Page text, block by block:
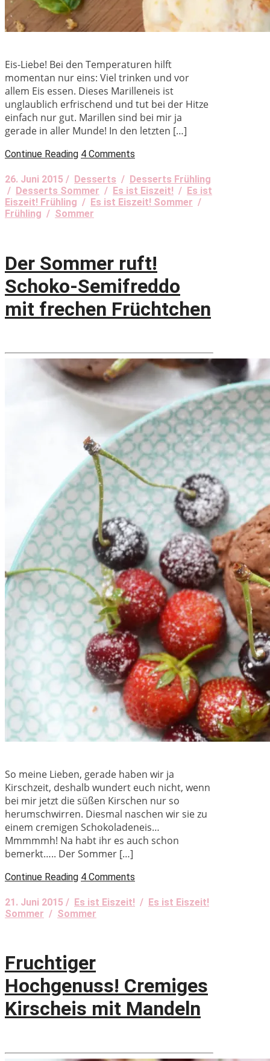
Eis-Liebe! Bei den Temperaturen hilft
momentan nur eins: Viel trinken und vor
allem Eis essen. Dieses Marilleneis ist
unglaublich erfrischend und tut bei der Hitze
einfach nur gut. Marillen sind bei mir ja
gerade in aller Munde! In den letzten […]
Continue Reading 4 Comments
26. Juni 2015 / Desserts / Desserts Frühling
/ Desserts Sommer / Es ist Eiszeit! / Es ist
Eiszeit! Frühling / Es ist Eiszeit! Sommer /
Frühling / Sommer
Der Sommer ruft!
Schoko-Semifreddo
mit frechen Früchtchen
So meine Lieben, gerade haben wir ja
Kirschzeit, deshalb wundert euch nicht, wenn
bei mir jetzt die süßen Kirschen nur so
herumschwirren. Diesmal naschen wir sie zu
einem cremigen Schokoladeneis…
Mmmmmh! Na habt ihr es auch schon
bemerkt….. Der Sommer […]
Continue Reading 4 Comments
21. Juni 2015 / Es ist Eiszeit! / Es ist Eiszeit!
Sommer / Sommer
Fruchtiger
Hochgenuss! Cremiges
Kirscheis mit Mandeln